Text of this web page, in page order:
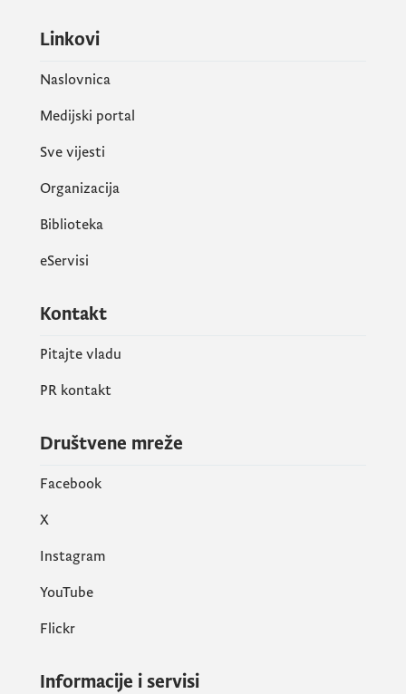
Susret potvrđuje snažno strateško
na zajedničkoj opredijeljenosti prema
vladavini prava, stabilnosti i evropskoj
perspektivi regiona Zapadnog Balkana.
Linkovi
Naslovnica
Medijski portal
Sve vijesti
Organizacija
Biblioteka
eServisi
Kontakt
Pitajte vladu
PR kontakt
Društvene mreže
Facebook
X
Instagram
YouTube
Flickr
Informacije i servisi